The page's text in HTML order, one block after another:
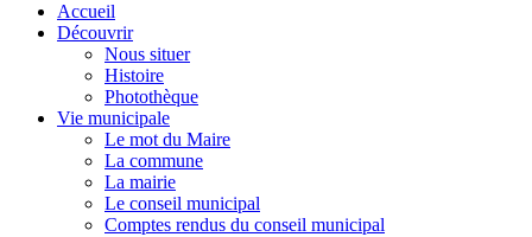
Accueil
Découvrir
Nous situer
Histoire
Photothèque
Vie municipale
Le mot du Maire
La commune
La mairie
Le conseil municipal
Comptes rendus du conseil municipal